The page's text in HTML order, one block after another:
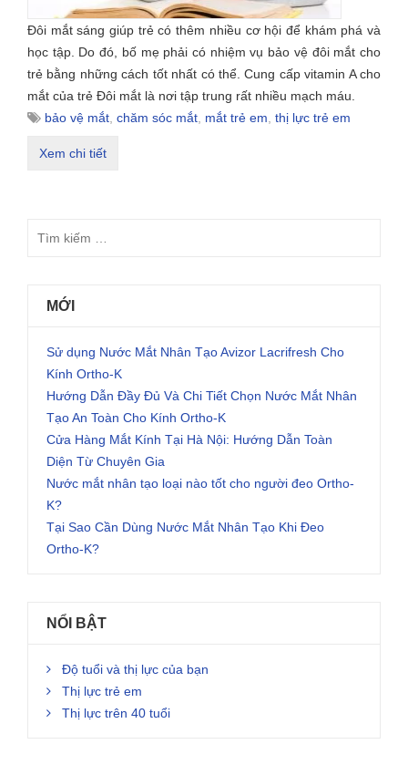
Đôi mắt sáng giúp trẻ có thêm nhiều cơ hội để khám phá và
học tập. Do đó, bố mẹ phải có nhiệm vụ bảo vệ đôi mắt cho
trẻ bằng những cách tốt nhất có thể. Cung cấp vitamin A cho
mắt của trẻ Đôi mắt là nơi tập trung rất nhiều mạch máu.
bảo vệ mắt chăm sóc mắt mắt trẻ em thị lực trẻ em
Xem chi tiết
MỚI
Sử dụng Nước Mắt Nhân Tạo Avizor Lacrifresh Cho
Kính Ortho-K
Hướng Dẫn Đầy Đủ Và Chi Tiết Chọn Nước Mắt Nhân
Tạo An Toàn Cho Kính Ortho-K
Cửa Hàng Mắt Kính Tại Hà Nội: Hướng Dẫn Toàn
Diện Từ Chuyên Gia
Nước mắt nhân tạo loại nào tốt cho người đeo Ortho-
K?
Tại Sao Cần Dùng Nước Mắt Nhân Tạo Khi Đeo
Ortho-K?
NỔI BẬT
Độ tuổi và thị lực của bạn
Thị lực trẻ em
Thị lực trên 40 tuổi